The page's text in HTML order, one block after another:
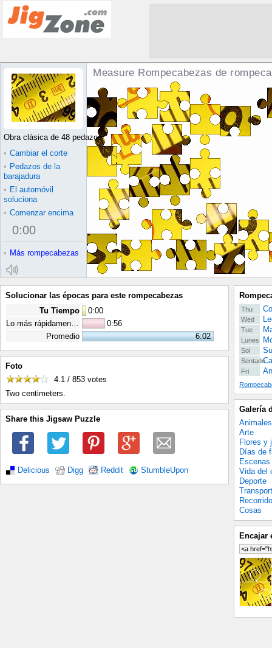
Measure Rompecabezas de
Obra clásica de 48 pedazos
• Cambiar el corte
• Pedazos de la
barajadura
• El automóvil
soluciona
• Comenzar encima
0:00
• Más rompecabezas
Solucionar las épocas para este rompecabezas
Tu Tiempo
0:00
Lo más rápidamente posible
0:56
Promedio
6:02
Foto
4.1 / 853 votes
Two centimeters.
Share this Jigsaw Puzzle
Delicious Digg Reddit StumbleUpon
Thu
Wed
Tue
Lunes
Sol
Sentado
Fri
Galería
Animales
Arte
Flores y
Días de
Vida del
Deporte
Recorrido
Cosas
Encajar